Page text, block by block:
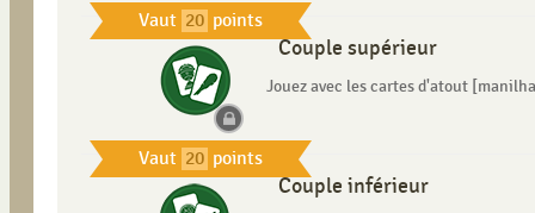
Vaut 20 points
Vaut 20 points
Couple supérieur
Jouez avec les cartes d'atout
Couple inférieur